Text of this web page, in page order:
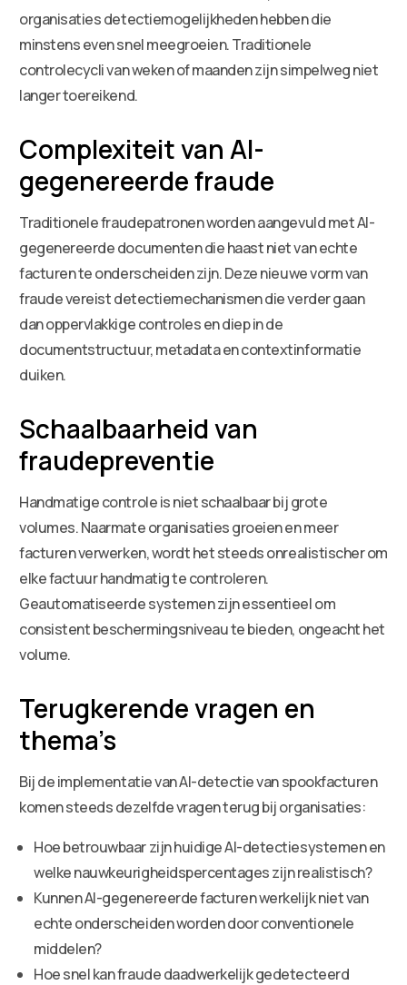
organisaties detectiemogelijkheden hebben die
minstens even snel meegroeien. Traditionele
controlecycli van weken of maanden zijn simpelweg niet
langer toereikend.
Complexiteit van AI-
gegenereerde fraude
Traditionele fraudepatronen worden aangevuld met AI-
gegenereerde documenten die haast niet van echte
facturen te onderscheiden zijn. Deze nieuwe vorm van
fraude vereist detectiemechanismen die verder gaan
dan oppervlakkige controles en diep in de
documentstructuur, metadata en contextinformatie
duiken.
Schaalbaarheid van
fraudepreventie
Handmatige controle is niet schaalbaar bij grote
volumes. Naarmate organisaties groeien en meer
facturen verwerken, wordt het steeds onrealistischer om
elke factuur handmatig te controleren.
Geautomatiseerde systemen zijn essentieel om
consistent beschermingsniveau te bieden, ongeacht het
volume.
Terugkerende vragen en
thema’s
Bij de implementatie van AI-detectie van spookfacturen
komen steeds dezelfde vragen terug bij organisaties:
Hoe betrouwbaar zijn huidige AI-detectiesystemen en
welke nauwkeurigheidspercentages zijn realistisch?
Kunnen AI-gegenereerde facturen werkelijk niet van
echte onderscheiden worden door conventionele
middelen?
Hoe snel kan fraude daadwerkelijk gedetecteerd